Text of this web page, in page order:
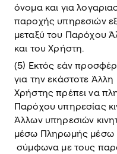
όνομα και για
παροχής υπηρεσιών
μεταξύ του Παρόχου
και του Χρήστη.
(5) Εκτός εάν
για την εκάστοτε Άλλη
Χρήστης πρέπει να
Παρόχου υπηρεσίας
Άλλων υπηρεσιών
μέσω Πληρωμής μέσω
σύμφωνα με τους